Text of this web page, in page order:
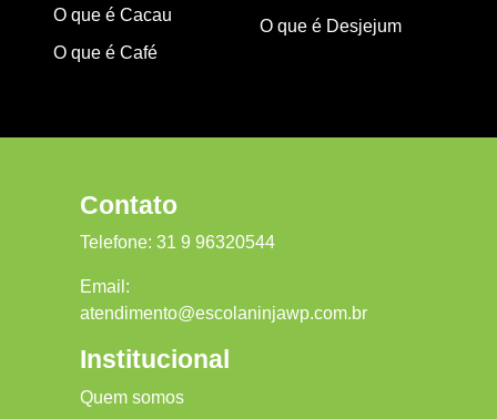
O que é Cacau
O que é Café
O que é Desjejum
Contato
Telefone: 31 9 96320544
Email:
atendimento@escolaninjawp.com.br
Institucional
Quem somos